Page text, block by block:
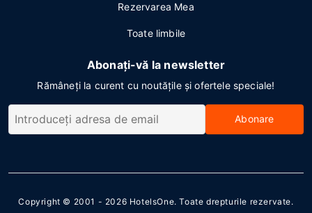
Rezervarea Mea
Toate limbile
Abonați-vă la newsletter
Rămâneți la curent cu noutățile și ofertele speciale!
Abonare
Copyright © 2001 - 2026 HotelsOne. Toate drepturile rezervate.